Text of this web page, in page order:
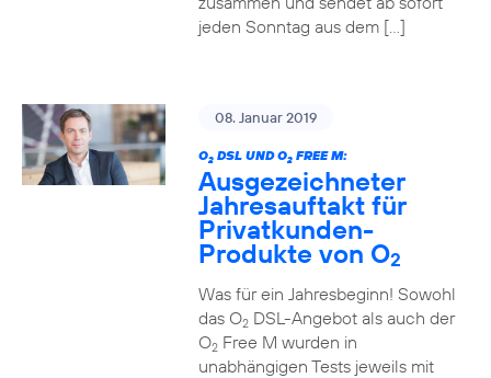
jeden Sonntag aus dem […]
08. Januar 2019
O2DSL UND O2FREE M:
Ausgezeichneter
Jahresauftakt für
Privatkunden-
Produkte von O2
Was für ein Jahresbeginn! Sowohl
das O2DSL-Angebot als auch der
O2Free M wurden in
unabhängigen Tests jeweils mit